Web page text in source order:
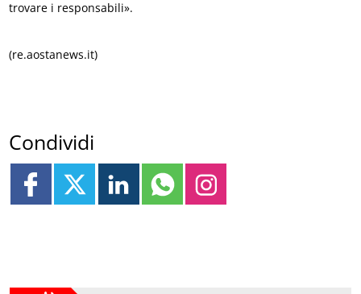
trovare i responsabili».
(re.aostanews.it)
Condividi